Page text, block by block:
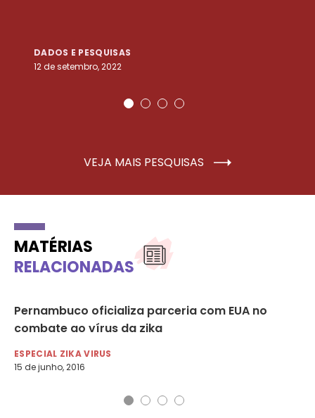
DADOS E PESQUISAS
12 de setembro, 2022
VEJA MAIS PESQUISAS
MATÉRIAS
RELACIONADAS
Pernambuco oficializa parceria com EUA no
combate ao vírus da zika
ESPECIAL ZIKA VIRUS
15 de junho, 2016